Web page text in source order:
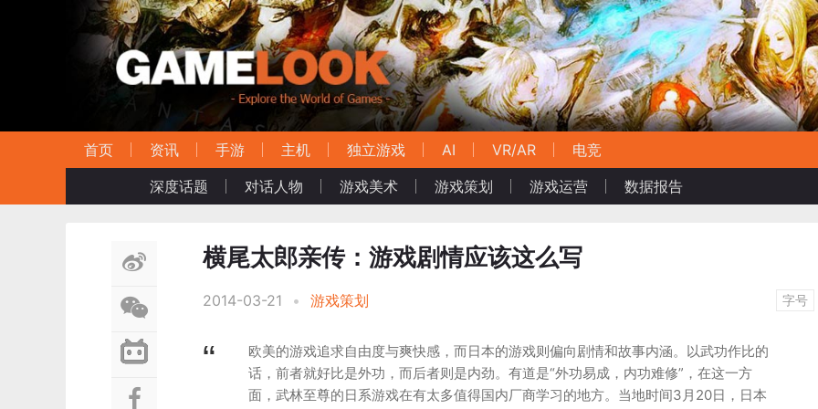
首页 资讯 手游 主机 独立游戏 AI VR/AR
电竞
深度话题
对话人物 游戏美术 游戏策划 游戏运营 数据报告
横尾太郎亲传：游戏剧情应该这么写
2014-03-21 • 游戏策划 字号
欧美的游戏追求自由度与爽快感，而日本的游戏则偏向剧情和故事内涵。以武功作比的
话，前者就好比是外功，而后者则是内劲。有道是“外功易成，内功难修”，在这一方
面，武林至尊的日系游戏在有太多值得国内厂商学习的地方。当地时间3月20日，日本